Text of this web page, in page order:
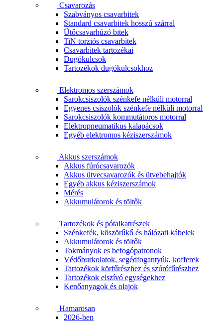
Csavarozás
Szabványos csavarbitek
Standard csavarbitek hosszú szárral
Ütőcsavarhúzó bitek
TiN torziós csavarbitek
Csavarbitek tartozékai
Dugókulcsok
Tartozékok dugókulcsokhoz
Elektromos szerszámok
Sarokcsiszolók szénkefe nélküli motorral
Egyenes csiszolók szénkefe nélküli motorral
Sarokcsiszolók kommutátoros motorral
Elektropneumatikus kalapácsok
Egyéb elektromos kéziszerszámok
Akkus szerszámok
Akkus fúrócsavarozók
Akkus ütvecsavarozók és ütvebehajtók
Egyéb akkus kéziszerszámok
Mérés
Akkumulátorok és töltők
Tartozékok és pótalkatrészek
Szénkefék, köszörűkő és hálózati kábelek
Akkumulátorok és töltők
Tokmányok es befogópatronok
Védőburkolatok, segédfogantyúk, kofferek
Tartozékok körfűrészhez és szúrófűrészhez
Tartozékok elszívó egységekhez
Kenőanyagok és olajok
Hamarosan
2026-ben